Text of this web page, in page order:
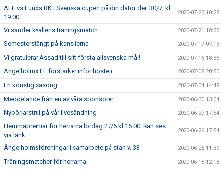
ÄFF vs Lunds BK i Svenska cupen på din dator den 30/7, kl
19:00
2020-07-23 10:28
Vi sänder kvällens träningsmatch 2020-07-21 18:35
Semesterstängt på kanslierna 2020-07-17 07:13
Vi gratulerar Assad till sitt första allsvenska mål! 2020-07-16 18:56
Ängelholms FF förstärker inför hösten 2020-07-08 20:50
En konstig säsong 2020-07-04 14:48
Meddelande från en av våra sponsorer 2020-06-30 13:04
Nybörjarstrul på vår livesändning 2020-06-27 17:54
Hemmapremiär för herrarna lördag 27/6 kl 16.00. Kan ses
via länk
2020-06-26 17:54
Ängelholmsföreningar i samarbete på stan v. 33 2020-06-25 11:39
Träningsmatcher för herrarna 2020-06-18 12:18